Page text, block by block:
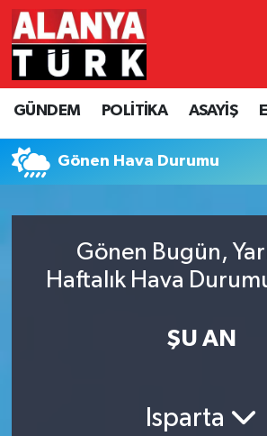
GÜNDEM POLİTİKA ASAYİŞ
Gönen Hava Durumu
Gönen Bugün,
Haftalık Hava
ŞU AN
Isparta
GÜNDEM
POLİTİKA
ASAYİŞ
TURİZM
Nöbetçi Eczaneler
Hava Durumu
Namaz Vakitleri
Süper Lig Puan Durumu ve
Son Dakika Haberleri